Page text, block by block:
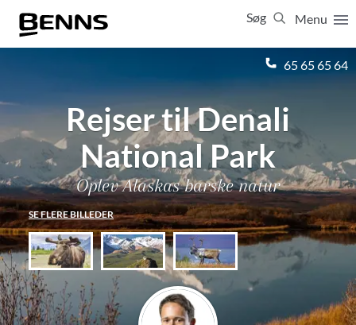
Menu
Søg
65 65 65 64
Rejser til Denali
National Park
Oplev Alaskas barske natur
SE FLERE BILLEDER
Luk
Vis resultater for: Alle
Ferierejser
Firma- og temarejser
Studierejser